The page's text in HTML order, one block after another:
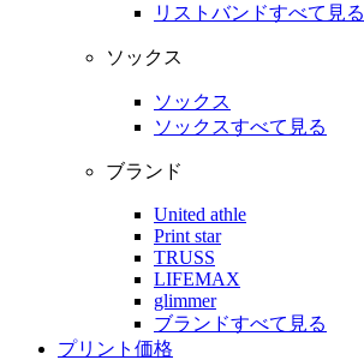
リストバンドすべて見る
ソックス
ソックス
ソックスすべて見る
ブランド
United athle
Print star
TRUSS
LIFEMAX
glimmer
ブランドすべて見る
プリント価格